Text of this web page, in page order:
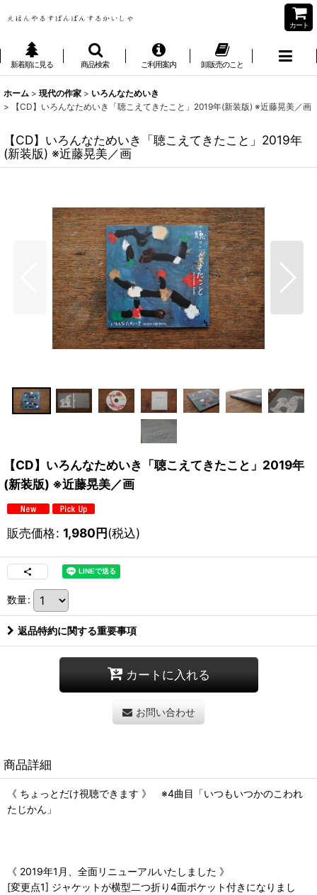
カート
新着順に見る 商品検索 ご利用案内 卸販売のこと
ホーム > 現代の作家 > いろんなためいき
>
【CD】いろんなためいき「聴こえてきたこと」2019年(新装版) ※近藤晃美／画
【CD】いろんなためいき「聴こえてきたこと」2019年
(新装版) ※近藤晃美／画
【CD】いろんなためいき「聴こえてきたこと」2019年
(新装版) ※近藤晃美／画
販売価格: 1,980円(税込)
数量:
返品特約に関する重要事項
カートに入れる
お問い合わせ
商品詳細
《 ちょっとだけ視聴できます 》 ※4曲目「いつもいつかのこわれ
たじかん」
《 2019年1月、全面リニューアルいたしました 》
[変更点1] ジャケットが横型二つ折り4面ポケット付きになりまし